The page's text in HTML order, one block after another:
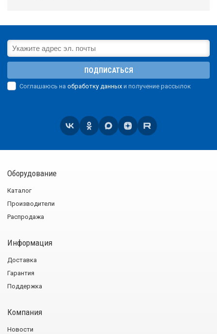
ПОДПИСАТЬСЯ
Соглашаюсь на обработку данных и получение рассылок
Оборудование
Каталог
Производители
Распродажа
Информация
Доставка
Гарантия
Поддержка
Компания
Новости